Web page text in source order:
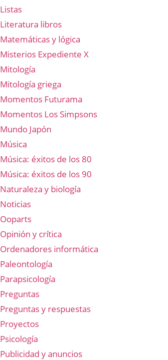
Listas
Literatura libros
Matemáticas y lógica
Misterios Expediente X
Mitología
Mitología griega
Momentos Futurama
Momentos Los Simpsons
Mundo Japón
Música
Música: éxitos de los 80
Música: éxitos de los 90
Naturaleza y biología
Noticias
Ooparts
Opinión y crítica
Ordenadores informática
Paleontología
Parapsicología
Preguntas
Preguntas y respuestas
Proyectos
Psicología
Publicidad y anuncios